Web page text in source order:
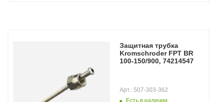
Защитная трубка
Kromschroder FPT BR
100-150/900, 74214547
Есть в наличии
Арт.: 507-303-362